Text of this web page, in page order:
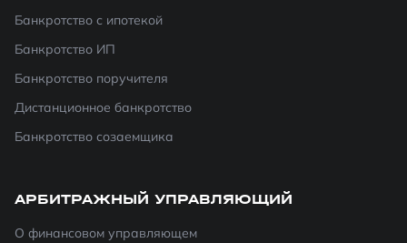
Банкротство с ипотекой
Банкротство ИП
Банкротство поручителя
Дистанционное банкротство
Банкротство созаемщика
АРБИТРАЖНЫЙ УПРАВЛЯЮЩИЙ
О финансовом управляющем